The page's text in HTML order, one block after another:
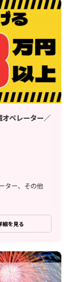
オペレーター／
ター、その他
細を見る